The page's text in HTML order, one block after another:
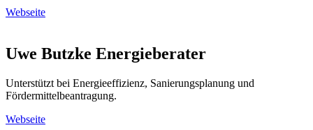
Webseite
Uwe Butzke Energieberater
Unterstützt bei Energieeffizienz, Sanierungsplanung und
Fördermittelbeantragung.
Webseite